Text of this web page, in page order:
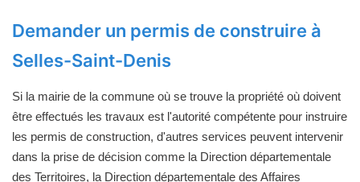
Demander un permis de construire à
Selles-Saint-Denis
Si la mairie de la commune où se trouve la propriété où doivent
être effectués les travaux est l'autorité compétente pour instruire
les permis de construction, d'autres services peuvent intervenir
dans la prise de décision comme la Direction départementale
des Territoires, la Direction départementale des Affaires